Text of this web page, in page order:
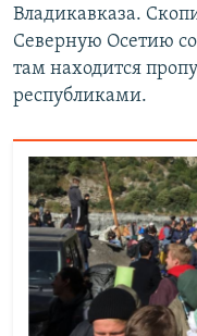
Владикавказа.
Северную Осетию
там находится
республиками.